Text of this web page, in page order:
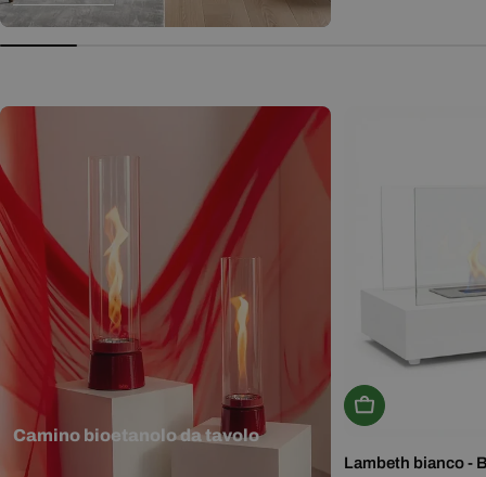
Camino bioetanolo da tavolo
Aggiungi Al
Lambeth bianco -